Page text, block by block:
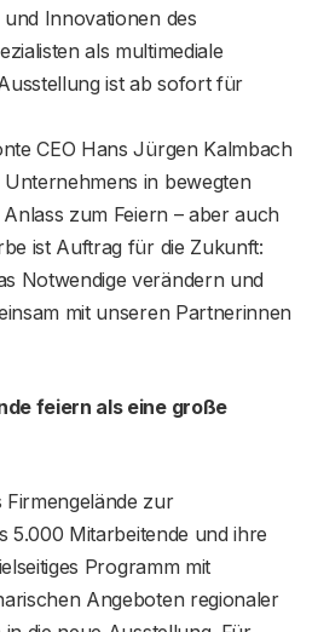
Innovationen des
als multimediale
ist ab sofort für
CEO Hans Jürgen Kalmbach
in bewegten
Anlass zum Feiern – aber auch
ist Auftrag für die Zukunft:
Notwendige verändern und
mit unseren Partnerinnen
feiern als eine große
Firmengelände zur
5.000 Mitarbeitende und ihre
Programm mit
Angeboten regionaler